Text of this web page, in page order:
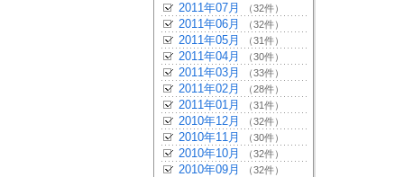
2011年07月 （32件）
2011年06月 （32件）
2011年05月 （31件）
2011年04月 （30件）
2011年03月 （33件）
2011年02月 （28件）
2011年01月 （31件）
2010年12月 （32件）
2010年11月 （30件）
2010年10月 （32件）
2010年09月 （32件）